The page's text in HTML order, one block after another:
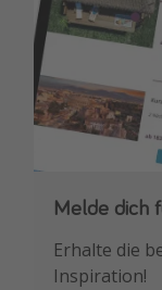
Last Minute
Melde dich
Erhalte die
Inspiration!
Downloade
Buche die
Erstes.